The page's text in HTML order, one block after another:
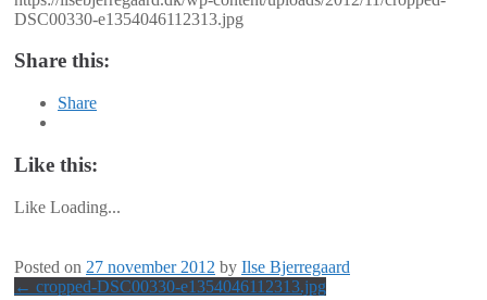
DSC00330-e1354046112313.jpg
Share this:
Share
Like this:
Like Loading...
Posted on 27 november 2012 by Ilse Bjerregaard
Post
← cropped-DSC00330-e1354046112313.jpg